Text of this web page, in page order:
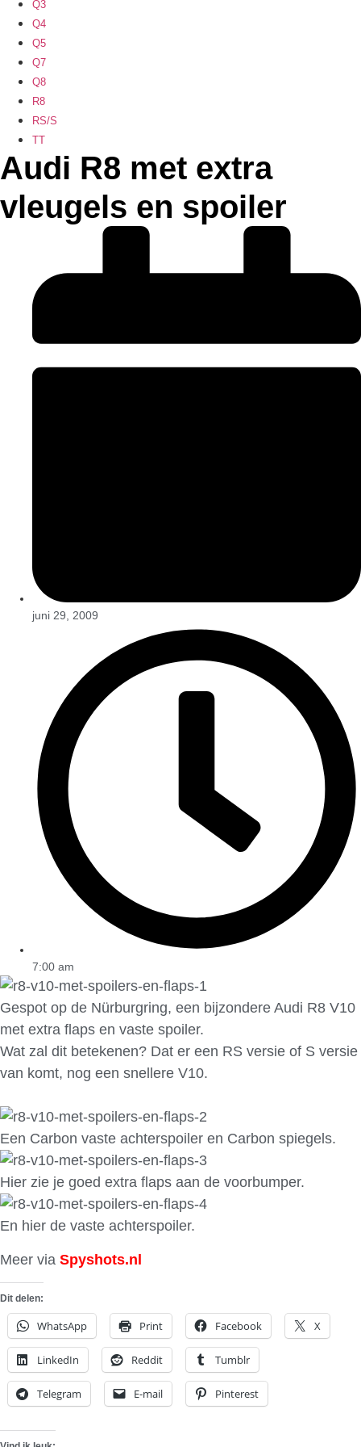
Q3
Q4
Q5
Q7
Q8
R8
RS/S
TT
Audi R8 met extra
vleugels en spoiler
juni 29, 2009
7:00 am
Gespot op de Nürburgring, een bijzondere Audi R8 V10
met extra flaps en vaste spoiler.
Wat zal dit betekenen? Dat er een RS versie of S versie
van komt, nog een snellere V10.
Een Carbon vaste achterspoiler en Carbon spiegels.
Hier zie je goed extra flaps aan de voorbumper.
En hier de vaste achterspoiler.
Meer via Spyshots.nl
Dit delen:
WhatsApp Print Facebook X
LinkedIn Reddit Tumblr
Telegram E-mail Pinterest